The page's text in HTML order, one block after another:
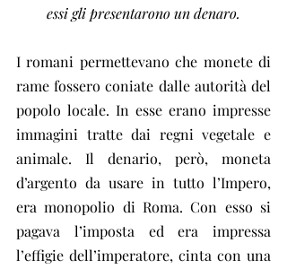
essi gli presentarono un denaro.
I romani permettevano che monete di
rame fossero coniate dalle autorità del
popolo locale. In esse erano impresse
immagini tratte dai regni vegetale e
animale. Il denario, però, moneta
d’argento da usare in tutto l’Impero,
era monopolio di Roma. Con esso si
pagava l’imposta ed era impressa
l’effigie dell’imperatore, cinta con una